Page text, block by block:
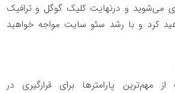
می‌شوید و درنهایت کلیک گوگل و ترافیک
کرد و با رشد سئو سایت مواجه خواهید
مهم‌ترین پارامترها برای قرارگیری در